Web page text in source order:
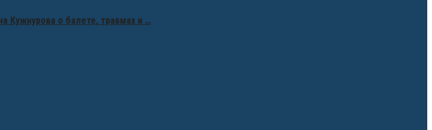
Кужнурова о балете, травмах и …